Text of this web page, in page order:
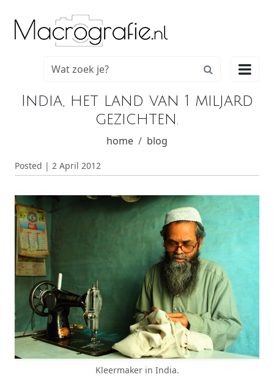

India, het land van 1 miljard
gezichten.
home blog
Posted | 2 April 2012
Kleermaker in India.